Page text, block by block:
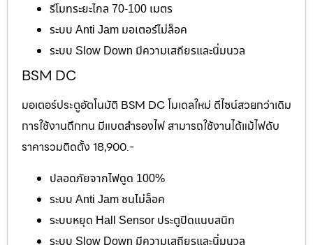
รีโมทระยะไกล 70-100 เมตร
ระบบ Anti Jam มอเตอร์ไม่ล็อค
ระบบ Slow Down มีความเสถียรและนิ่มนวล
BSM DC
มอเตอร์ประตูอัตโนมัติ BSM DC โมเดลใหม่ ดีไซน์สวยกว่าเดิม
การใช้งานถึกทน มีแบตสำรองไฟ สามารถใช้งานได้แม้ไฟดับ
ราคารวมติดตั้ง 18,900.-
ปลอดภัยจากไฟดูด 100%
ระบบ Anti Jam ชนไม่ล็อค
ระบบหยุด Hall Sensor ประตูปิดแนบสนิท
ระบบ Slow Down มีความเสถียรและนิ่มนวล